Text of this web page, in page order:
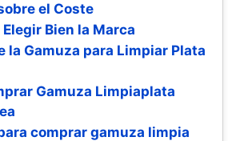
el Coste
Bien la Marca
la Gamuza para Limpiar Plata
Gamuza Limpiaplata
comprar gamuza limpia